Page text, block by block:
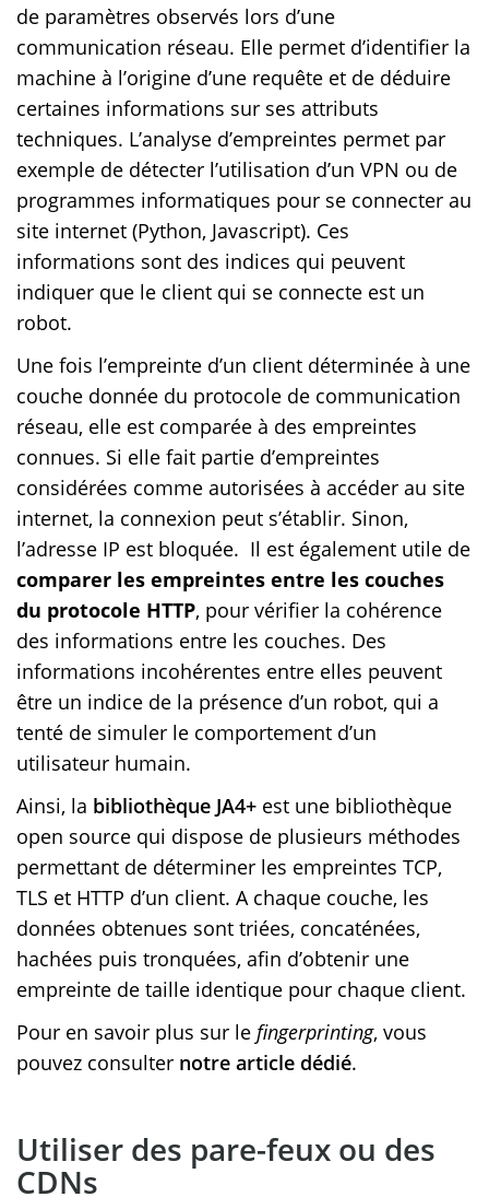
de paramètres observés lors d’une
communication réseau. Elle permet d’identifier la
machine à l’origine d’une requête et de déduire
certaines informations sur ses attributs
techniques. L’analyse d’empreintes permet par
exemple de détecter l’utilisation d’un VPN ou de
programmes informatiques pour se connecter au
site internet (Python, Javascript). Ces
informations sont des indices qui peuvent
indiquer que le client qui se connecte est un
robot.
Une fois l’empreinte d’un client déterminée à une
couche donnée du protocole de communication
réseau, elle est comparée à des empreintes
connues. Si elle fait partie d’empreintes
considérées comme autorisées à accéder au site
internet, la connexion peut s’établir. Sinon,
l’adresse IP est bloquée. Il est également utile de
comparer les empreintes entre les couches
du protocole HTTP, pour vérifier la cohérence
des informations entre les couches. Des
informations incohérentes entre elles peuvent
être un indice de la présence d’un robot, qui a
tenté de simuler le comportement d’un
utilisateur humain.
Ainsi, la bibliothèque JA4+ est une bibliothèque
open source qui dispose de plusieurs méthodes
permettant de déterminer les empreintes TCP,
TLS et HTTP d’un client. A chaque couche, les
données obtenues sont triées, concaténées,
hachées puis tronquées, afin d’obtenir une
empreinte de taille identique pour chaque client.
Pour en savoir plus sur le fingerprinting, vous
pouvez consulter notre article dédié.
Utiliser des pare-feux ou des
CDNs